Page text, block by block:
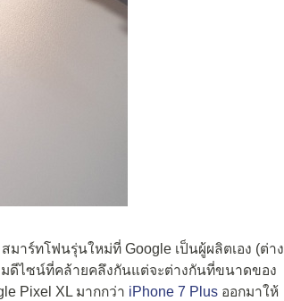
มาร์ทโฟนรุ่นใหม่ที่ Google เป็นผู้ผลิตเอง (ต่าง
มดีไซน์ที่คล้ายคลึงกันแต่จะต่างกันที่ขนาดของ
Pixel XL มากกว่า iPhone 7 Plus ออกมาให้